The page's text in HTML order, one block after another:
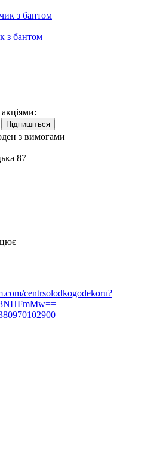
з бантом
Підпишіться
з вимогами
87
centrsolodkogodekoru?